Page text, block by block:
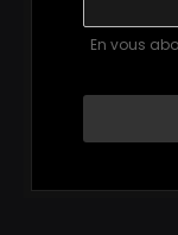
En vous